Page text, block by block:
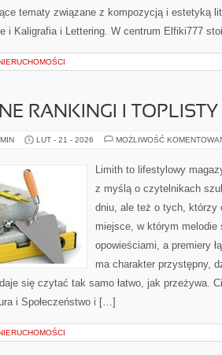
tematy związane z kompozycją i estetyką
i Kaligrafia i Lettering. W centrum Elfiki777
RANKINGI I TOPLISTY
LUT - 21 - 2026 MOŻLIWOŚĆ
Limith to lifestylowy
z myślą o czytelnikach
dniu, ale też o tych, którzy
miejsce, w którym melodie
opowieściami, a premiery
ma charakter przystępny,
się czytać tak samo łatwo, jak przeżywa.
i Społeczeństwo i […]